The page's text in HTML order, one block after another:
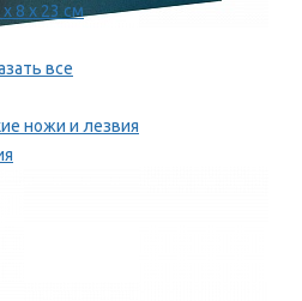
8 х 23 см
все
ножи и лезвия